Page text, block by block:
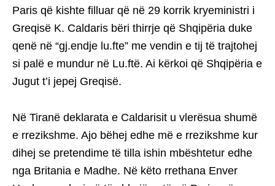
Paris që kishte filluar që në 29 korrik kryeministri i
Greqisë K. Caldaris bëri thirrje që Shqipëria duke
qenë në “gj.endje lu.fte” me vendin e tij të trajtohej
si palë e mundur në Lu.ftë. Ai kërkoi që Shqipëria e
Jugut t’i jepej Greqisë.
Në Tiranë deklarata e Caldarisit u vlerësua shumë
e rrezikshme. Ajo bëhej edhe më e rrezikshme kur
dihej se pretendime të tilla ishin mbështetur edhe
nga Britania e Madhe. Në këto rrethana Enver